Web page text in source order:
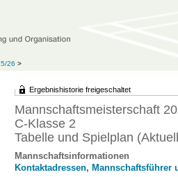
26 >
Ergebnishistorie freigeschaltet
Mannschaftsmeisterschaft
C-Klasse 2
Tabelle und Spielplan
Mannschaftsinformationen
Kontaktadressen, Mannschaftsführer